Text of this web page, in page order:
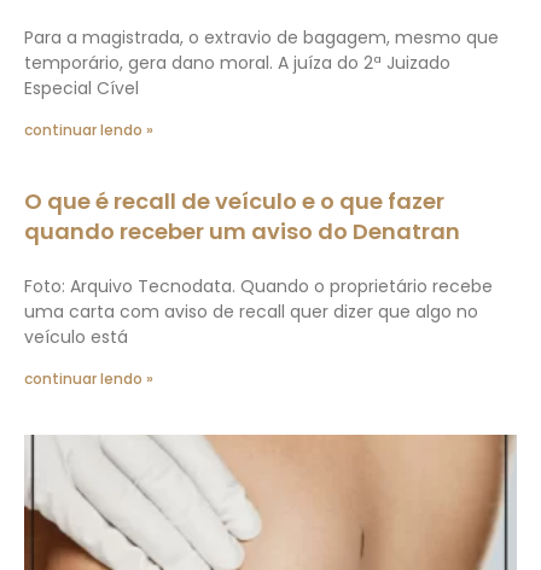
Para a magistrada, o extravio de bagagem, mesmo que
temporário, gera dano moral. A juíza do 2ª Juizado
Especial Cível
continuar lendo »
O que é recall de veículo e o que fazer
quando receber um aviso do Denatran
Foto: Arquivo Tecnodata. Quando o proprietário recebe
uma carta com aviso de recall quer dizer que algo no
veículo está
continuar lendo »